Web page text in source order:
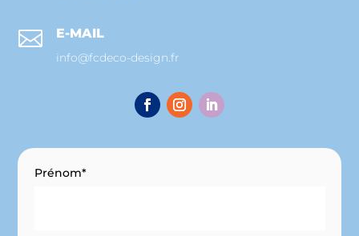
 E-MAIL
info@fcdeco-design.fr
Prénom*